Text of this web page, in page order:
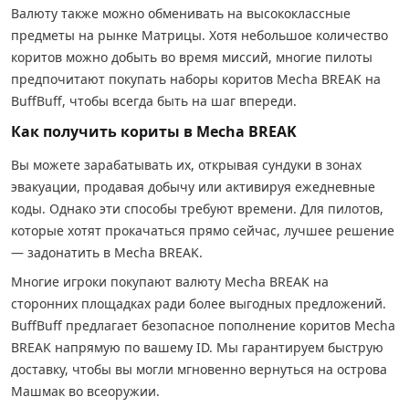
Валюту также можно обменивать на высококлассные
предметы на рынке Матрицы. Хотя небольшое количество
коритов можно добыть во время миссий, многие пилоты
предпочитают покупать наборы коритов Mecha BREAK на
BuffBuff, чтобы всегда быть на шаг впереди.
Как получить кориты в Mecha BREAK
Вы можете зарабатывать их, открывая сундуки в зонах
эвакуации, продавая добычу или активируя ежедневные
коды. Однако эти способы требуют времени. Для пилотов,
которые хотят прокачаться прямо сейчас, лучшее решение
— задонатить в Mecha BREAK.
Многие игроки покупают валюту Mecha BREAK на
сторонних площадках ради более выгодных предложений.
BuffBuff предлагает безопасное пополнение коритов Mecha
BREAK напрямую по вашему ID. Мы гарантируем быструю
доставку, чтобы вы могли мгновенно вернуться на острова
Машмак во всеоружии.